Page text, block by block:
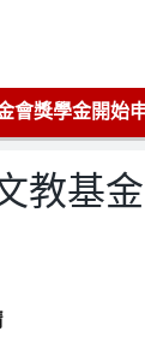
會獎學金開始
教基